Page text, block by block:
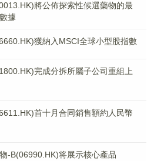
將公佈探索性候選藥物的最
據
獲納入MSCI全球小型股指數
完成分拆所屬子公司重組上
首十月合同銷售額約人民幣
-B(06990.HK)将展示核心產品